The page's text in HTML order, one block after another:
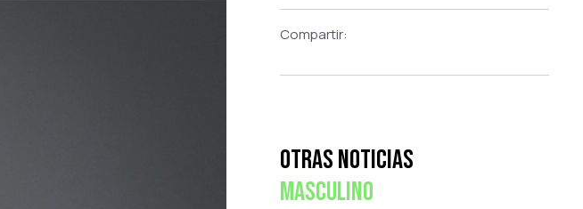
Compartir:
Otras Noticias
Masculino